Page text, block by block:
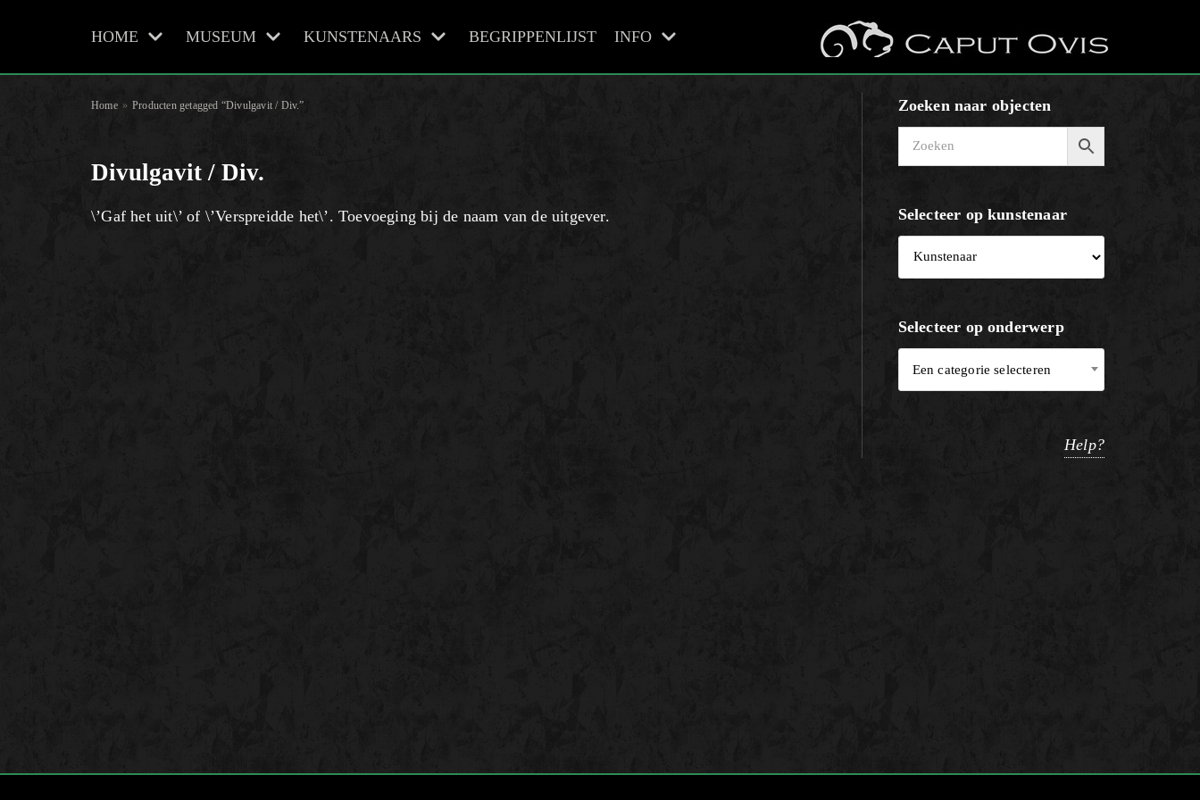
naar
HOME MUSEUM KUNSTENAARS BEGRIPPENLIJST INFO
Home » Producten getagged “Divulgavit / Div.”
Divulgavit / Div.
\’Gaf het uit\’ of \’Verspreidde het\’. Toevoeging bij de naam van de uitgever.
Zoeken naar objecten
Selecteer op kunstenaar
Selecteer op onderwerp
Een categorie selecteren
Help?